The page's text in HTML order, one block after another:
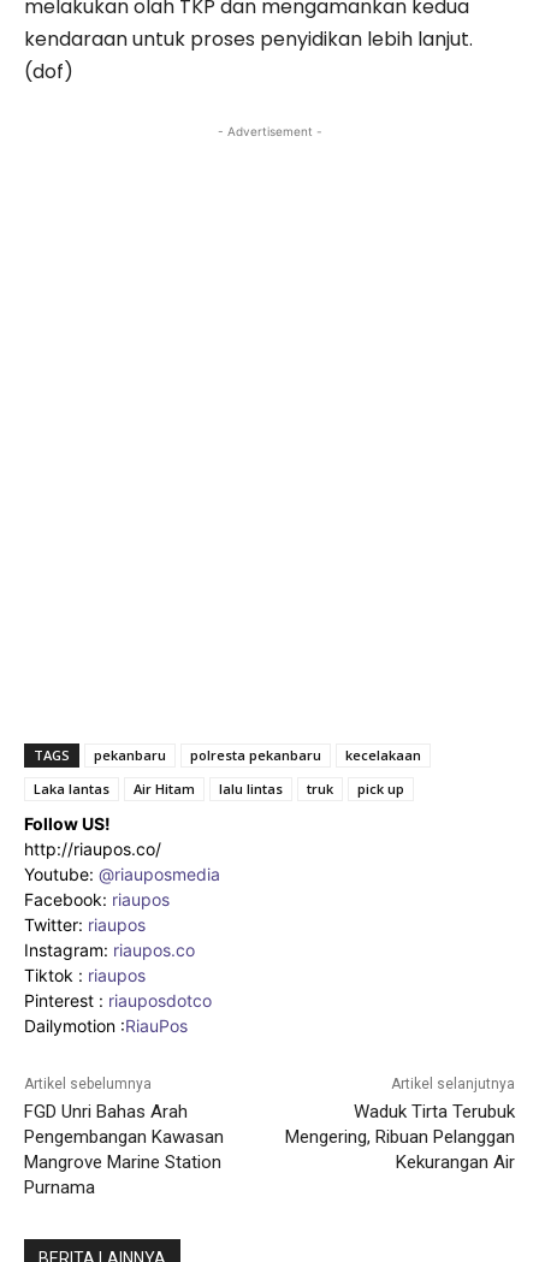
melakukan olah TKP dan mengamankan kedua
kendaraan untuk proses penyidikan lebih lanjut.
(dof)
- Advertisement -
TAGS pekanbaru polresta pekanbaru
kecelakaan
Laka lantas
Air Hitam lalu lintas truk pick up
Follow US!
http://riaupos.co/
Youtube: @riauposmedia
Facebook: riaupos
Twitter: riaupos
Instagram: riaupos.co
Tiktok : riaupos
Pinterest : riauposdotco
Dailymotion :RiauPos
Artikel sebelumnya
FGD Unri Bahas Arah
Pengembangan Kawasan
Mangrove Marine Station
Purnama
Artikel selanjutnya
Waduk Tirta Terubuk
Mengering, Ribuan Pelanggan
Kekurangan Air